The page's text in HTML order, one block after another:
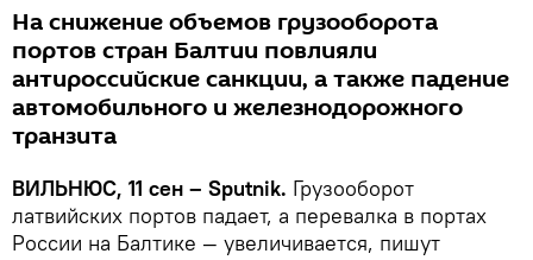
На снижение объемов грузооборота
портов стран Балтии повлияли
антироссийские санкции, а также падение
автомобильного и железнодорожного
транзита
ВИЛЬНЮС, 11 сен – Sputnik. Грузооборот
латвийских портов падает, а перевалка в портах
России на Балтике — увеличивается, пишут